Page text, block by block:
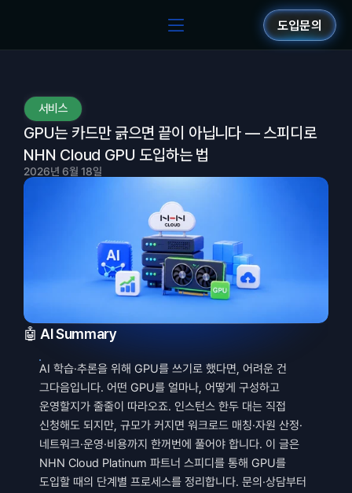
도입문의
서비스
GPU는 카드만 긁으면 끝이 아닙니다 — 스피디로
NHN Cloud GPU 도입하는 법
2026년 6월 18일
🤖 AI Summary
AI 학습·추론을 위해 GPU를 쓰기로 했다면, 어려운 건
그다음입니다. 어떤 GPU를 얼마나, 어떻게 구성하고
운영할지가 줄줄이 따라오죠. 인스턴스 한두 대는 직접
신청해도 되지만, 규모가 커지면 워크로드 매칭·자원 산정·
네트워크·운영·비용까지 한꺼번에 풀어야 합니다. 이 글은
NHN Cloud Platinum 파트너 스피디를 통해 GPU를
도입할 때의 단계별 프로세스를 정리합니다. 문의·상담부터